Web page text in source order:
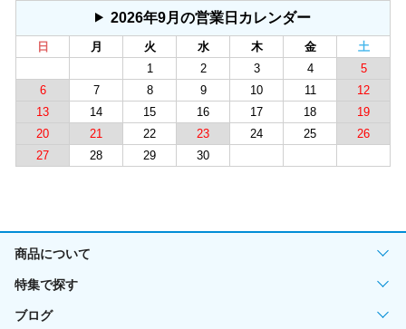
2026年9月の営業日カレンダー
日 月 火 水 木 金
土
1
2 3 4
5
6
7 8 9 10 11
12
13
14 15 16 17 18
19
20
21 22 23 24 25
26
27
28 29 30
商品について
特集で探す
ブログ